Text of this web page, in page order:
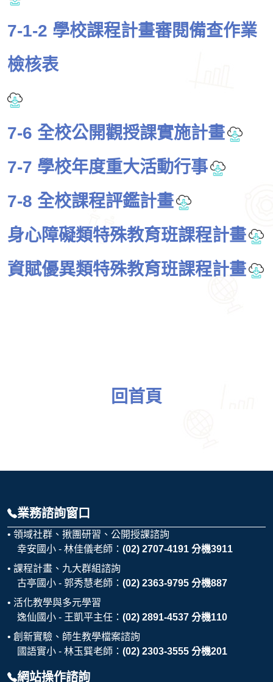
7-1-2 學校課程計畫審閱備查作業
檢核表
7-6 全校公開觀授課實施計畫
7-7 學校年度重大活動行事
7-8 全校課程評鑑計畫
身心障礙類特殊教育班課程計畫
資賦優異類特殊教育班課程計畫
回首頁
業務諮詢窗口
領域社群、揪團研習、公開授課諮詢
幸安國小 - 林佳儀老師： (02) 2707-4191 分機3911
課程計畫、九大群組諮詢
古亭國小 - 郭秀慧老師： (02) 2363-9795 分機887
活化教學與多元學習
逸仙國小 - 王凱平主任： (02) 2891-4537 分機110
創新實驗、師生教學檔案諮詢
國語實小 - 林玉巽老師： (02) 2303-3555 分機201
網站操作諮詢